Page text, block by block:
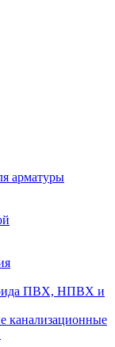
арматуры
ПВХ, НПВХ и
канализационные